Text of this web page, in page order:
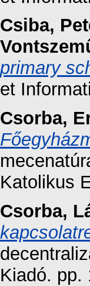
Csiba,
primary
et
Csorba,
Katolikus
Csorba,
Kiadó. pp.